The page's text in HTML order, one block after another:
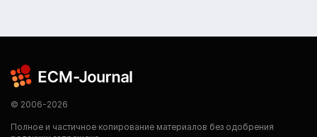
© 2006-2026
Полное и частичное копирование материалов без одобрения